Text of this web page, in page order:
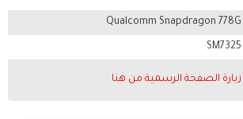
Qualcomm Snapdragon 778G
SM7325
زيارة الصفحة الرسمية من هنا